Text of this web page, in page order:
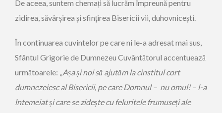
De aceea, suntem chemați să lucrăm împreună pentru
zidirea, săvârșirea și sfințirea Bisericii vii, duhovnicești.
În continuarea cuvintelor pe care ni le-a adresat mai sus,
Sfântul Grigorie de Dumnezeu Cuvântătorul accentuează
următoarele: „Așași noi să ajutăm la cinstitul cort
dumnezeiesc al Bisericii, pe care Domnul – nu omul! – l-a
întemeiatși care se zidește cu feluritele frumuseți ale